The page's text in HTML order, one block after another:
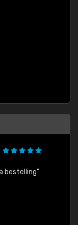
bestelling"